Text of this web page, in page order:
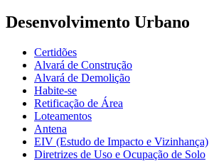
Desenvolvimento Urbano
Certidões
Alvará de Construção
Alvará de Demolição
Habite-se
Retificação de Área
Loteamentos
Antena
EIV (Estudo de Impacto e Vizinhança)
Diretrizes de Uso e Ocupação de Solo